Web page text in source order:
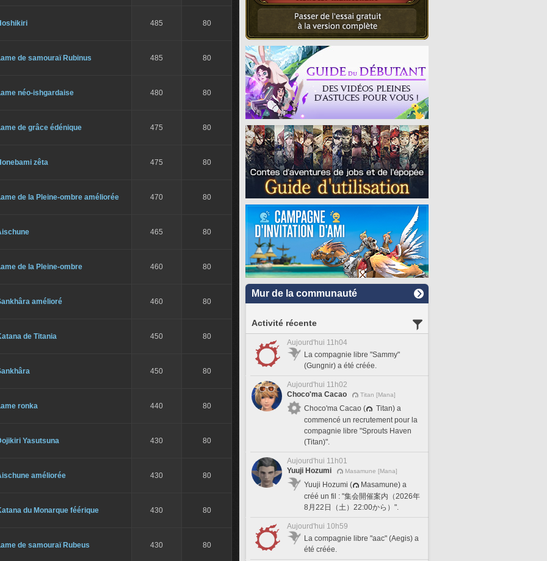
485 80
de samouraï Rubinus 485 80
néo-ishgardaise 480 80
de grâce édénique 475 80
zêta 475 80
de la Pleine-ombre améliorée 470 80
465 80
de la Pleine-ombre 460 80
amélioré 460 80
de Titania 450 80
450 80
ronka 440 80
Yasutsuna 430 80
améliorée 430 80
du Monarque féérique 430 80
de samouraï Rubeus 430 80
Mur de la communauté
Activité récente
Aujourd'hui 11h04
La compagnie libre "Sammy"
(Gungnir) a été créée.
Aujourd'hui 11h02
Choco'ma Cacao
Titan [Mana]
Choco'ma Cacao (
Titan) a
commencé un recrutement pour la
compagnie libre "Sprouts Haven
(Titan)".
Aujourd'hui 11h01
Yuuji Hozumi
Masamune [Mana]
Yuuji Hozumi (
Masamune) a
créé un fil : "集会開催案内（2026年
8月22日（土）22:00から）".
Aujourd'hui 10h59
La compagnie libre "aac" (Aegis) a
été créée.